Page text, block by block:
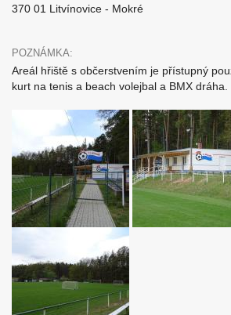
370 01 Litvínovice - Mokré
POZNÁMKA:
Areál hřiště s občerstvením je přístupný
kurt na tenis a beach volejbal a BMX dráha.